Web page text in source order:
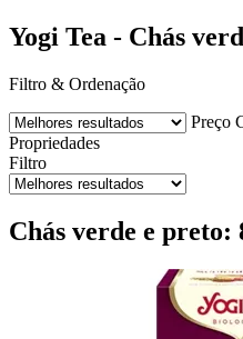
Yogi Tea - Chás
Filtro & Ordenação
Preço
Propriedades
Filtro
Chás verde e preto: